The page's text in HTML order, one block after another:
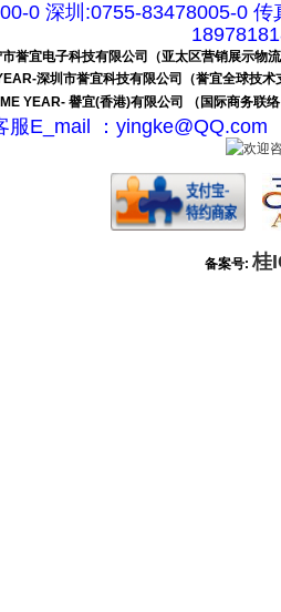
0 深圳:0755-83478005-0
誉宜电子科技有限公司（亚太区营销展示物
深圳市誉宜科技有限公司（誉宜全球技术
YEAR- 譽宜(香港)有限公司 （国际商务联
服E_mail ：
备案号:桂